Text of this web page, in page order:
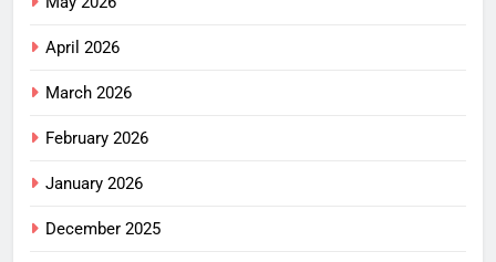
April 2026
March 2026
February 2026
January 2026
December 2025